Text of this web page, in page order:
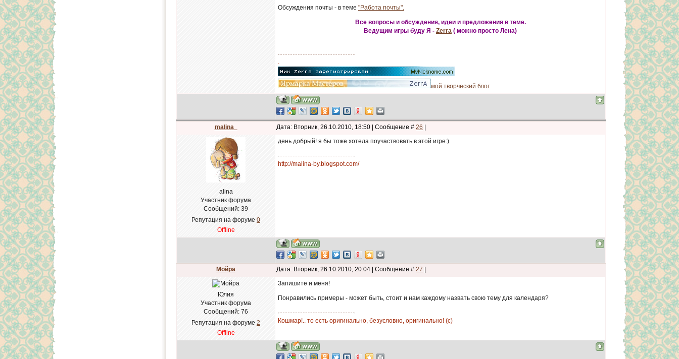
Обсуждения почты - в теме "Работа почты".
Все вопросы и обсуждения, идеи и предложения в теме.
Ведущим игры буду Я - Zerra ( можно просто Лена)
.
мой творческий блог
malina_ Дата: Вторник, 26.10.2010, 18:50 | Сообщение # 26
alina
Участник форума
Сообщений: 39
Репутация на форуме 0
Offline
день добрый! я бы тоже хотела поучаствовать в этой игре:)
http://malina-by.blogspot.com/
Мойра Дата: Вторник, 26.10.2010, 20:04 | Сообщение # 27
Юлия
Участник форума
Сообщений: 76
Репутация на форуме 2
Offline
Запишите и меня!
Понравились примеры - может быть, стоит и нам каждому назвать свою тему для календаря?
Кошмар!.. то есть оригинально, безусловно, оригинально! (с)